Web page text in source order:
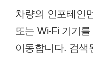
차량의 인포테인
또는 Wi-Fi 기기
이동합니다. 검색